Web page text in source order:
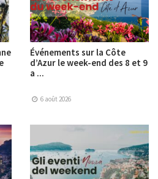
Événements sur la Côte
d’Azur le week-end des 8 et 9
a ...
6 août 2026